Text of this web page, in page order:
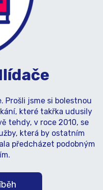
Prošli jsme si bolestnou
které takřka udusily
tehdy, v roce 2010, se
která by ostatním
předcházet podobným